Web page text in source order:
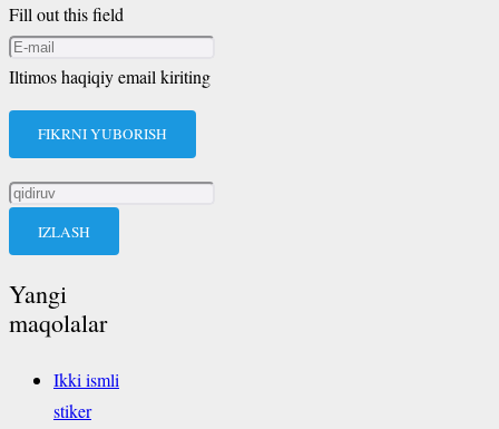
Fill out this field
Iltimos haqiqiy email kiriting
FIKRNI YUBORISH
Qidirshish:
Yangi
maqolalar
Ikki ismli
stiker